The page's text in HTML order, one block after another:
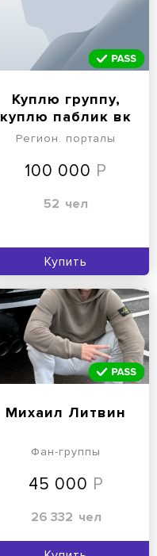
Куплю группу,
куплю паблик вк
дорого!
Регион. порталы
100 000
52 чел
Купить
Михаил Литвин
Фан-группы
45 000
26 332 чел